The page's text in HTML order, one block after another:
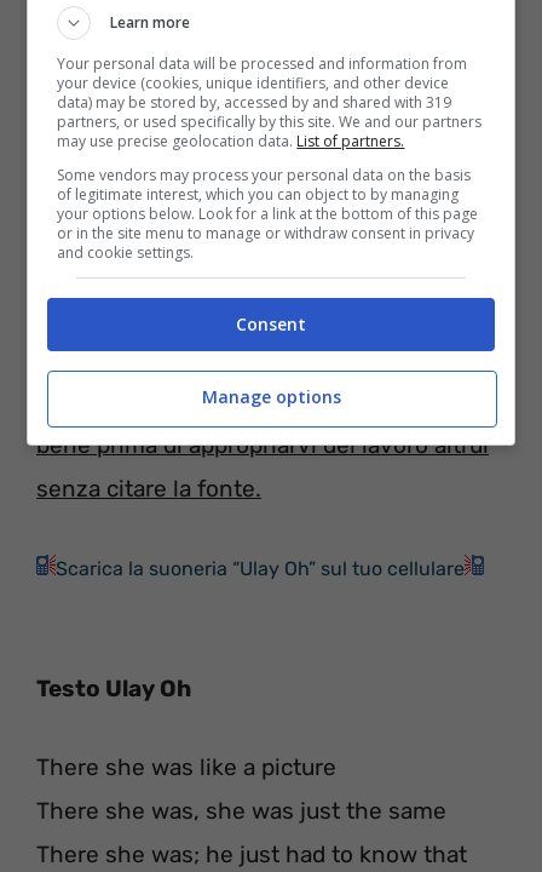
Fonte: www.nuovecanzoni.com. Per
ulteriori informazioni sul copyright vi
invitiamo a leggere il disclaimer. Pensateci
bene prima di appropriarvi del lavoro altrui
senza citare la fonte.
Scarica la suoneria “Ulay Oh” sul tuo cellulare
Testo Ulay Oh
There she was like a picture
There she was, she was just the same
There she was; he just had to know that
Learn more
Your personal data will be processed and information from
your device (cookies, unique identifiers, and other device
data) may be stored by, accessed by and shared with 319
partners, or used specifically by this site. We and our partners
may use precise geolocation data. List of partners.
Some vendors may process your personal data on the basis
of legitimate interest, which you can object to by managing
your options below. Look for a link at the bottom of this page
or in the site menu to manage or withdraw consent in privacy
and cookie settings.
Consent
Manage options